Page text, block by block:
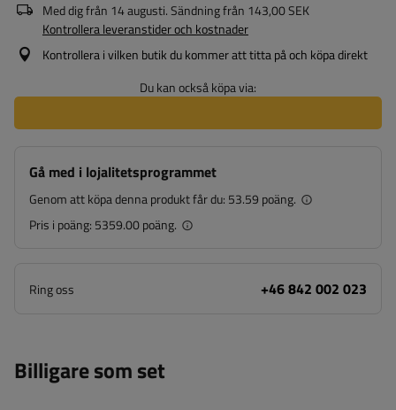
Med dig från 14 augusti. Sändning från 143,00 SEK
Kontrollera leveranstider och kostnader
Kontrollera i vilken butik du kommer att titta på och köpa direkt
Du kan också köpa via:
Gå med i lojalitetsprogrammet
Genom att köpa denna produkt får du: 53.59 poäng.
Pris i poäng: 5359.00 poäng.
Ring oss +46 842 002 023
Billigare som set